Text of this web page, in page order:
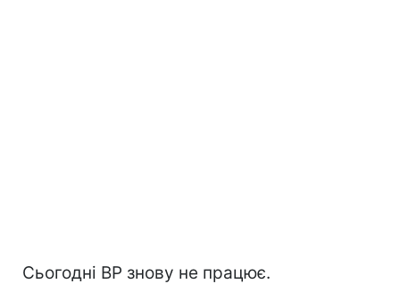
Сьогодні ВР знову не працює.